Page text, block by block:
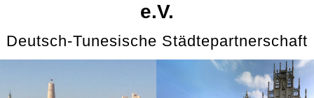
e.V.
Deutsch-Tunesische Städtepartnerschaft